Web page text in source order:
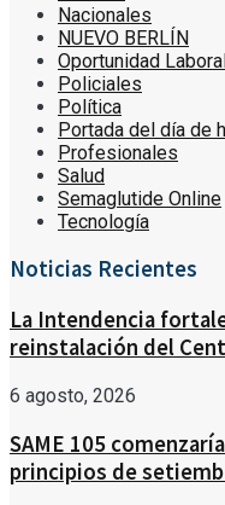
Nacionales
NUEVO BERLÍN
Oportunidad
Policiales
Política
Portada del día de
Profesionales
Salud
Semaglutide Online
Tecnología
Noticias Recientes
La Intendencia
reinstalación del
6 agosto, 2026
SAME 105
principios de